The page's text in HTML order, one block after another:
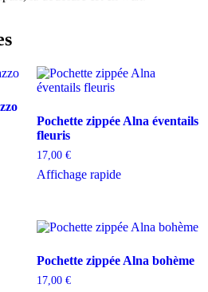
Pochette zippée Alna éventails
fleuris
17,00 €
Affichage rapide
Pochette zippée Alna bohème
17,00 €